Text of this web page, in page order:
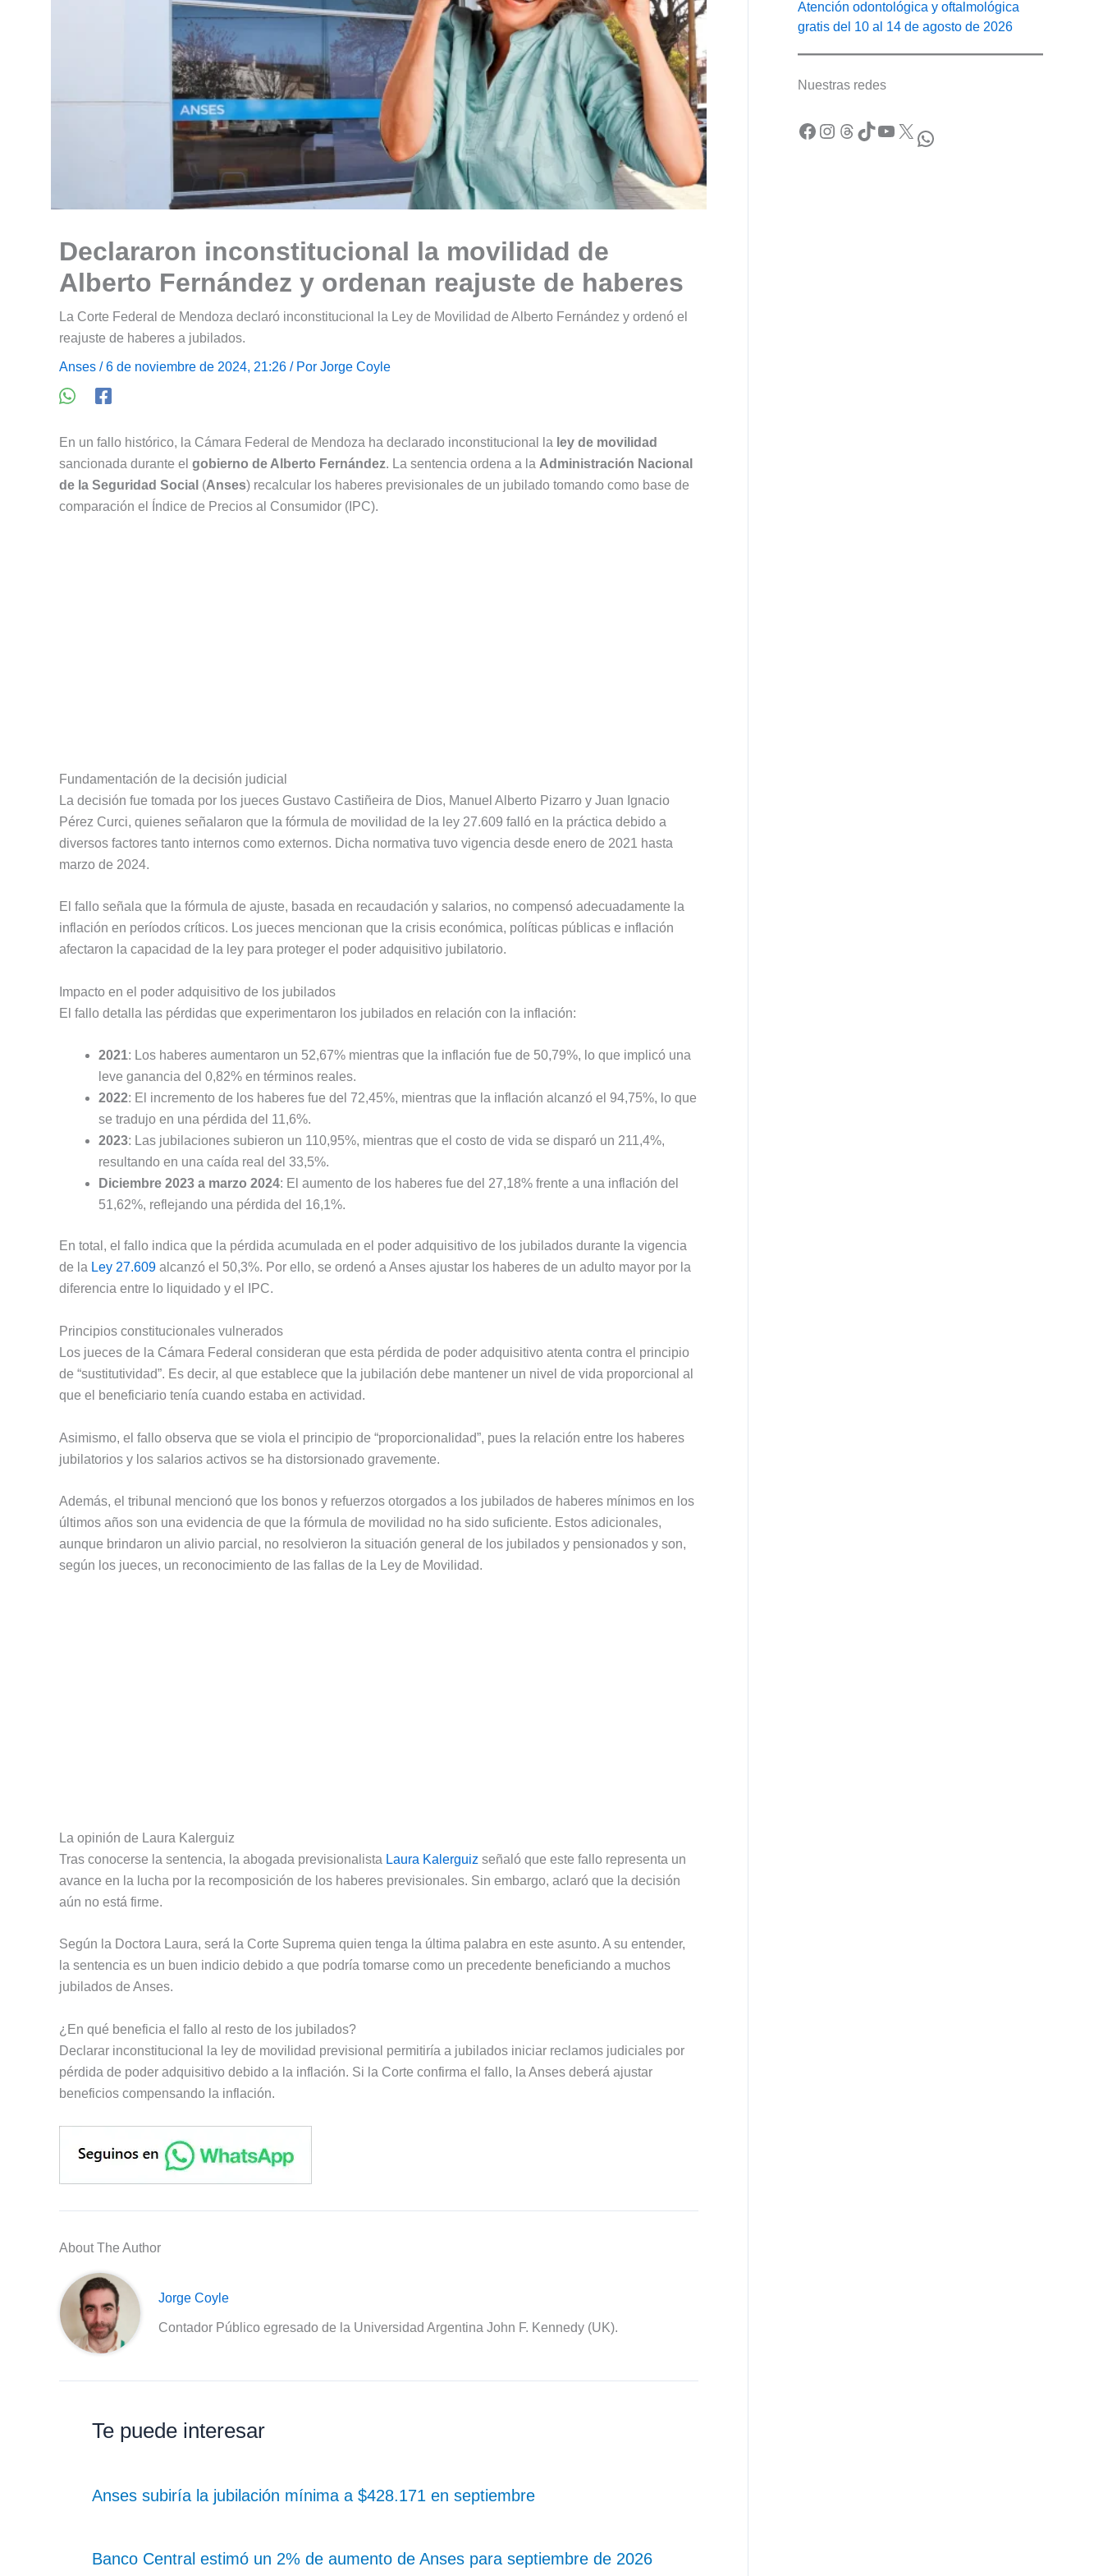
Declararon inconstitucional la movilidad de
Alberto Fernández y ordenan reajuste de haberes
La Corte Federal de Mendoza declaró inconstitucional la Ley de Movilidad de Alberto Fernández y ordenó el
reajuste de haberes a jubilados.
Anses / 6 de noviembre de 2024, 21:26 / Por Jorge Coyle
En un fallo histórico, la Cámara Federal de Mendoza ha declarado inconstitucional la ley de movilidad
sancionada durante el gobierno de Alberto Fernández. La sentencia ordena a la Administración Nacional
de la Seguridad Social (Anses) recalcular los haberes previsionales de un jubilado tomando como base de
comparación el Índice de Precios al Consumidor (IPC).
Fundamentación de la decisión judicial
La decisión fue tomada por los jueces Gustavo Castiñeira de Dios, Manuel Alberto Pizarro y Juan Ignacio
Pérez Curci, quienes señalaron que la fórmula de movilidad de la ley 27.609 falló en la práctica debido a
diversos factores tanto internos como externos. Dicha normativa tuvo vigencia desde enero de 2021 hasta
marzo de 2024.
El fallo señala que la fórmula de ajuste, basada en recaudación y salarios, no compensó adecuadamente la
inflación en períodos críticos. Los jueces mencionan que la crisis económica, políticas públicas e inflación
afectaron la capacidad de la ley para proteger el poder adquisitivo jubilatorio.
Impacto en el poder adquisitivo de los jubilados
El fallo detalla las pérdidas que experimentaron los jubilados en relación con la inflación:
2021: Los haberes aumentaron un 52,67% mientras que la inflación fue de 50,79%, lo que implicó una
leve ganancia del 0,82% en términos reales.
2022: El incremento de los haberes fue del 72,45%, mientras que la inflación alcanzó el 94,75%, lo que
se tradujo en una pérdida del 11,6%.
2023: Las jubilaciones subieron un 110,95%, mientras que el costo de vida se disparó un 211,4%,
resultando en una caída real del 33,5%.
Diciembre 2023 a marzo 2024: El aumento de los haberes fue del 27,18% frente a una inflación del
51,62%, reflejando una pérdida del 16,1%.
En total, el fallo indica que la pérdida acumulada en el poder adquisitivo de los jubilados durante la vigencia
de la Ley 27.609 alcanzó el 50,3%. Por ello, se ordenó a Anses ajustar los haberes de un adulto mayor por la
diferencia entre lo liquidado y el IPC.
Principios constitucionales vulnerados
Los jueces de la Cámara Federal consideran que esta pérdida de poder adquisitivo atenta contra el principio
de “sustitutividad”. Es decir, al que establece que la jubilación debe mantener un nivel de vida proporcional al
que el beneficiario tenía cuando estaba en actividad.
Asimismo, el fallo observa que se viola el principio de “proporcionalidad”, pues la relación entre los haberes
jubilatorios y los salarios activos se ha distorsionado gravemente.
Además, el tribunal mencionó que los bonos y refuerzos otorgados a los jubilados de haberes mínimos en los
últimos años son una evidencia de que la fórmula de movilidad no ha sido suficiente. Estos adicionales,
aunque brindaron un alivio parcial, no resolvieron la situación general de los jubilados y pensionados y son,
según los jueces, un reconocimiento de las fallas de la Ley de Movilidad.
La opinión de Laura Kalerguiz
Tras conocerse la sentencia, la abogada previsionalista Laura Kalerguiz señaló que este fallo representa un
avance en la lucha por la recomposición de los haberes previsionales. Sin embargo, aclaró que la decisión
aún no está firme.
Según la Doctora Laura, será la Corte Suprema quien tenga la última palabra en este asunto. A su entender,
la sentencia es un buen indicio debido a que podría tomarse como un precedente beneficiando a muchos
jubilados de Anses.
¿En qué beneficia el fallo al resto de los jubilados?
Declarar inconstitucional la ley de movilidad previsional permitiría a jubilados iniciar reclamos judiciales por
pérdida de poder adquisitivo debido a la inflación. Si la Corte confirma el fallo, la Anses deberá ajustar
beneficios compensando la inflación.
About The Author
Jorge Coyle
Contador Público egresado de la Universidad Argentina John F. Kennedy (UK).
Te puede interesar
Anses subiría la jubilación mínima a $428.171 en septiembre
Banco Central estimó un 2% de aumento de Anses para septiembre de 2026
Atención odontológica y oftalmológica
gratis del 10 al 14 de agosto de 2026
Nuestras redes
Facebook Instagram Threads TikTok YouTube X WhatsApp